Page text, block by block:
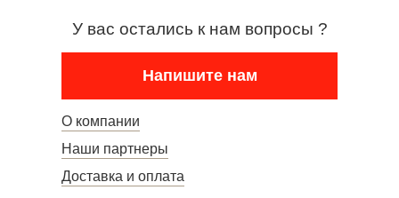
У вас остались к нам вопросы ?
Напишите нам
О компании
Наши партнеры
Доставка и оплата